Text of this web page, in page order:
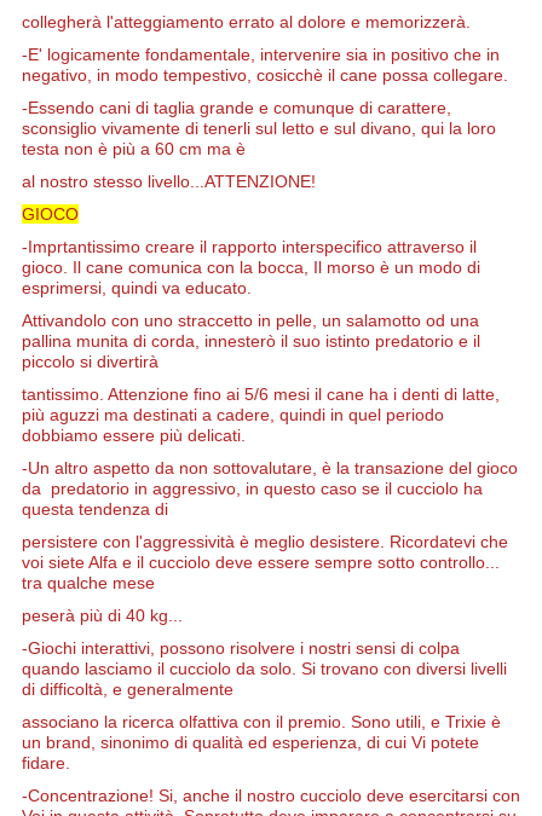
collegherà l'atteggiamento errato al dolore e memorizzerà.
-E' logicamente fondamentale, intervenire sia in positivo che in
negativo, in modo tempestivo, cosicchè il cane possa collegare.
-Essendo cani di taglia grande e comunque di carattere,
sconsiglio vivamente di tenerli sul letto e sul divano, qui la loro
testa non è più a 60 cm ma è
al nostro stesso livello...ATTENZIONE!
GIOCO
-Imprtantissimo creare il rapporto interspecifico attraverso il
gioco. Il cane comunica con la bocca, Il morso è un modo di
esprimersi, quindi va educato.
Attivandolo con uno straccetto in pelle, un salamotto od una
pallina munita di corda, innesterò il suo istinto predatorio e il
piccolo si divertirà
tantissimo. Attenzione fino ai 5/6 mesi il cane ha i denti di latte,
più aguzzi ma destinati a cadere, quindi in quel periodo
dobbiamo essere più delicati.
-Un altro aspetto da non sottovalutare, è la transazione del gioco
da predatorio in aggressivo, in questo caso se il cucciolo ha
questa tendenza di
persistere con l'aggressività è meglio desistere. Ricordatevi che
voi siete Alfa e il cucciolo deve essere sempre sotto controllo...
tra qualche mese
peserà più di 40 kg...
-Giochi interattivi, possono risolvere i nostri sensi di colpa
quando lasciamo il cucciolo da solo. Si trovano con diversi livelli
di difficoltà, e generalmente
associano la ricerca olfattiva con il premio. Sono utili, e Trixie è
un brand, sinonimo di qualità ed esperienza, di cui Vi potete
fidare.
-Concentrazione! Si, anche il nostro cucciolo deve esercitarsi con